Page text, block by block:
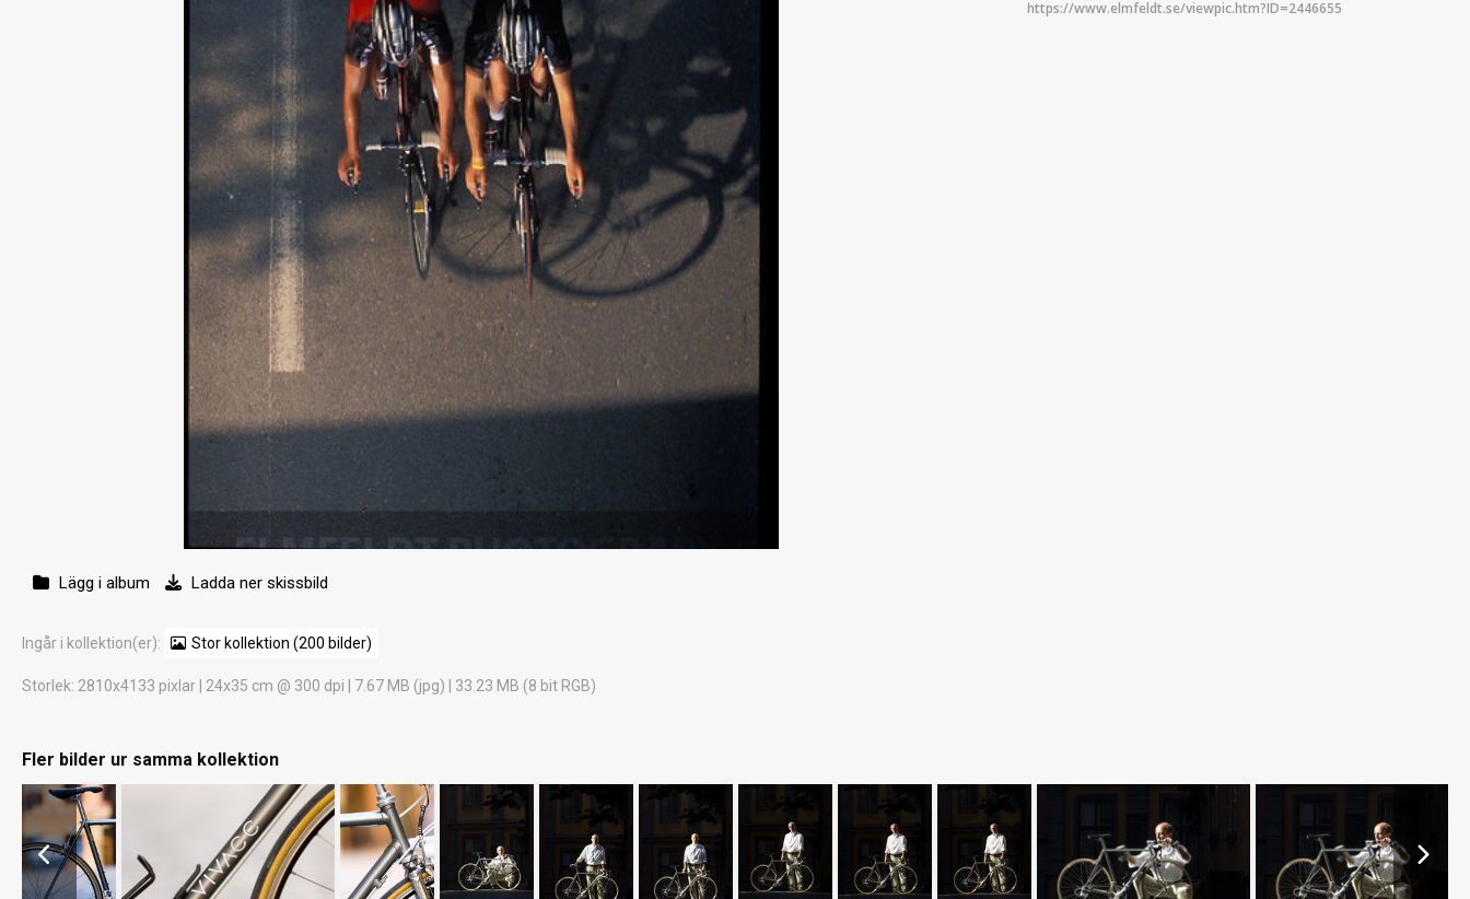
Lägg i album Ladda ner skissbild
Ingår i kollektion(er): Stor kollektion (200 bilder)
Storlek: 2810x4133 pixlar | 24x35 cm @ 300 dpi | 7.67 MB (jpg) | 33.23 MB (8 bit RGB)
Fler bilder ur samma kollektion